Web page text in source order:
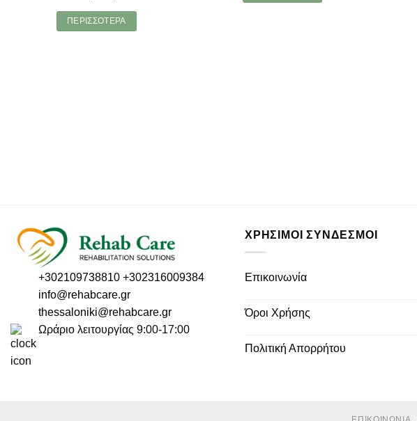
ΠΕΡΙΣΣΌΤΕΡΑ
+302109738810 +302316009384
info@rehabcare.gr
thessaloniki@rehabcare.gr
Ωράριο λειτουργίας 9:00-17:00
ΧΡΗΣΙΜΟΙ ΣΥΝΔΕΣΜΟΙ
Επικοινωνία
Όροι Χρήσης
Πολιτική Απορρήτου